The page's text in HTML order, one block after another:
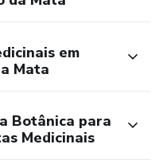
em
Mata
Botânica para
Medicinais